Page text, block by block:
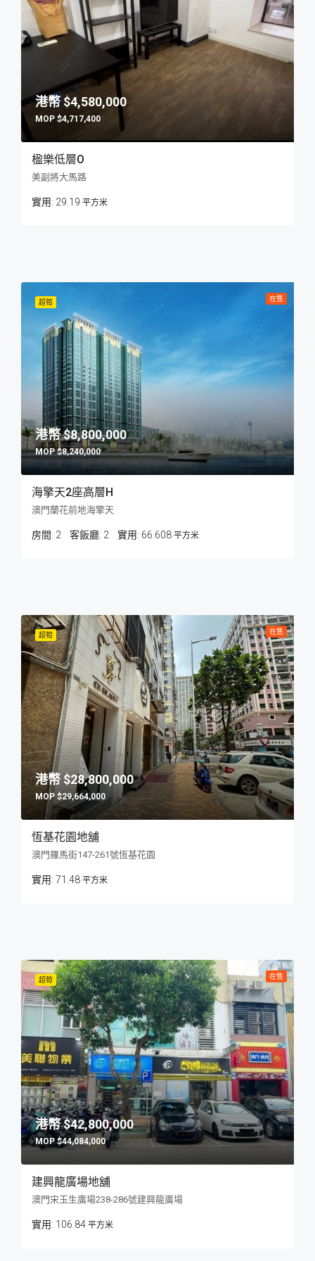
$4,580,000
$4,717,400
楹樂低層O
美副將大馬路
29.19 平方米
超筍 在售
$8,800,000
$8,240,000
海擎天2座高層H
澳門蘭花前地海擎天
房間: 2 客飯廳: 2 66.608 平方米
超筍 在售
$28,800,000
$29,664,000
恆基花園地舖
澳門羅馬街147-261號恆基花園
71.48 平方米
超筍 在售
$42,800,000
$44,084,000
建興龍廣場地舖
澳門宋玉生廣場238-286號建興龍廣場
106.84 平方米